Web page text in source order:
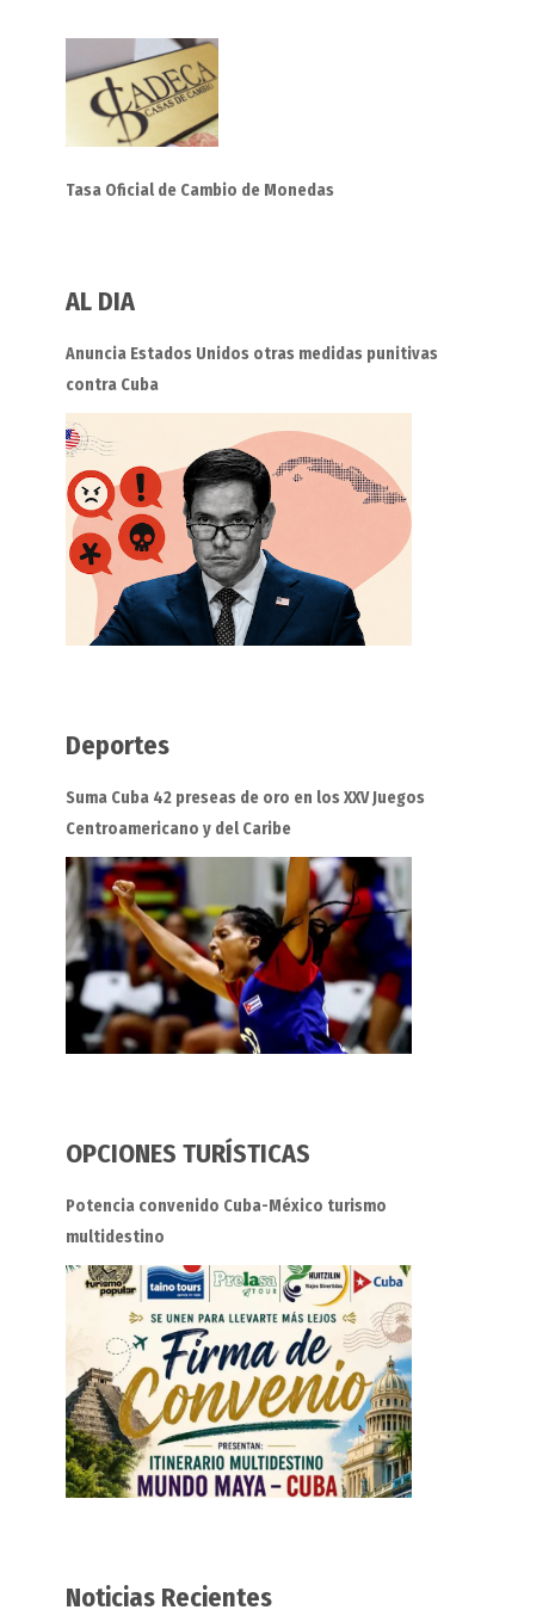
Tasa Oficial de Cambio de Monedas
AL DIA
Anuncia Estados Unidos otras medidas punitivas
contra Cuba
Deportes
Suma Cuba 42 preseas de oro en los XXV Juegos
Centroamericano y del Caribe
OPCIONES TURÍSTICAS
Potencia convenido Cuba-México turismo
multidestino
Noticias Recientes